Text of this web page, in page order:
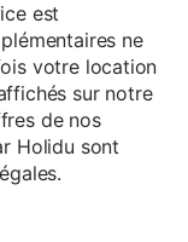
est
ne
votre location
sur notre
de nos
Holidu sont